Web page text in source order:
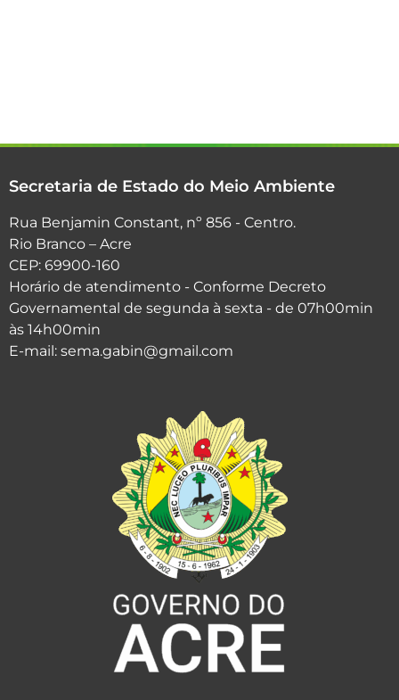
Secretaria de Estado do Meio Ambiente
Rua Benjamin Constant, nº 856 - Centro.
Rio Branco – Acre
CEP: 69900-160
Horário de atendimento - Conforme Decreto
Governamental de segunda à sexta - de 07h00min
às 14h00min
E-mail: sema.gabin@gmail.com